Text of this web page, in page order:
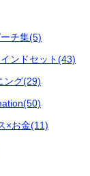
チ集(5)
ンドセット(43)
ング(29)
(50)
×お金(11)